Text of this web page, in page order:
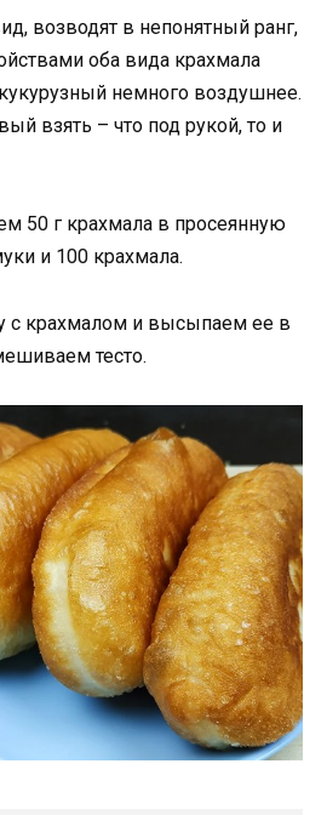
возводят в непонятный ранг,
оба вида крахмала
немного воздушнее.
взять – что под рукой, то и
50 г крахмала в просеянную
и 100 крахмала.
крахмалом и высыпаем ее в
тесто.